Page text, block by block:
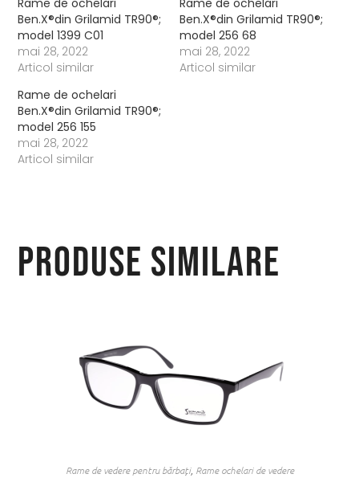
Rame de ochelari
Ben.X®din Grilamid TR90®;
model 1399 C01
mai 28, 2022
Articol similar
Rame de ochelari
Ben.X®din Grilamid TR90®;
model 256 68
mai 28, 2022
Articol similar
Rame de ochelari
Ben.X®din Grilamid TR90®;
model 256 155
mai 28, 2022
Articol similar
Produse similare
Rame de vedere pentru bărbați, Rame ochelari de vedere